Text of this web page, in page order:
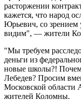
расторжении
кажется, что народ
Юрьевич, со зрением
видим", — жители
"Мы требуем
деньги из
новые школы?!
Лебедев? Просим
Московской области
жителей Коломны.